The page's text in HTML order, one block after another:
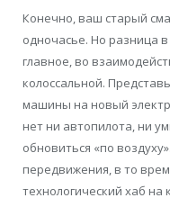
Конечно, ваш старый
одночасье. Но разница
главное, во
колоссальной.
машины на новый
нет ни автопилота, ни
обновиться «по
передвижения, в то
технологический хаб на